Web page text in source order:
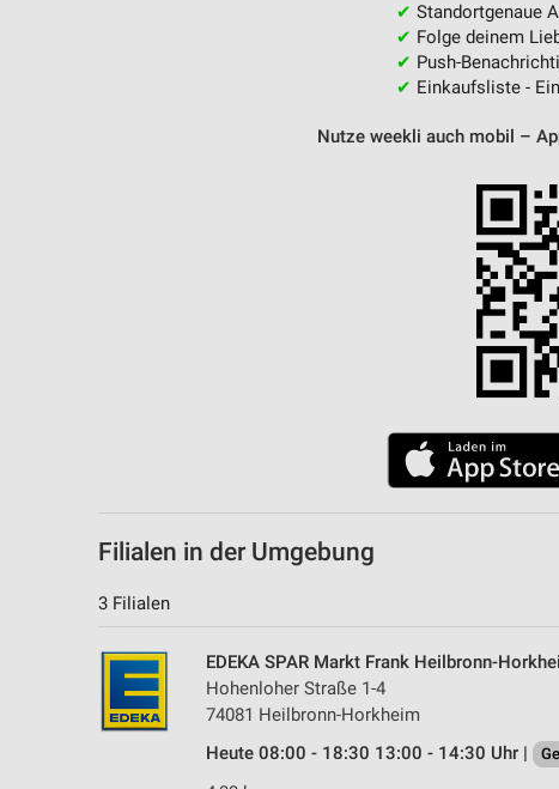
✔ Standortgenaue
✔ Folge deinem
✔ Push-
✔ Einkaufsliste -
Nutze weekli auch mobil –
Filialen in der Umgebung
3 Filialen
EDEKA SPAR Markt Frank Heilbronn-
Hohenloher Straße 1-4
74081 Heilbronn-Horkheim
Heute 08:00 - 18:30 13:00 - 14:30 Uhr |
Geräte anhand von aktiv angeforderten Informationen identifizieren